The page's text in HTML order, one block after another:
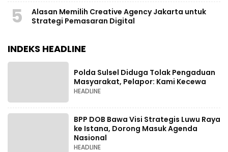
5
Alasan Memilih Creative Agency Jakarta untuk
Strategi Pemasaran Digital
INDEKS HEADLINE
Polda Sulsel Diduga Tolak Pengaduan
Masyarakat, Pelapor: Kami Kecewa
HEADLINE
BPP DOB Bawa Visi Strategis Luwu Raya
ke Istana, Dorong Masuk Agenda
Nasional
HEADLINE